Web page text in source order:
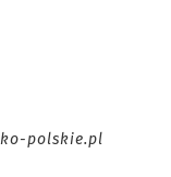
polskie.pl